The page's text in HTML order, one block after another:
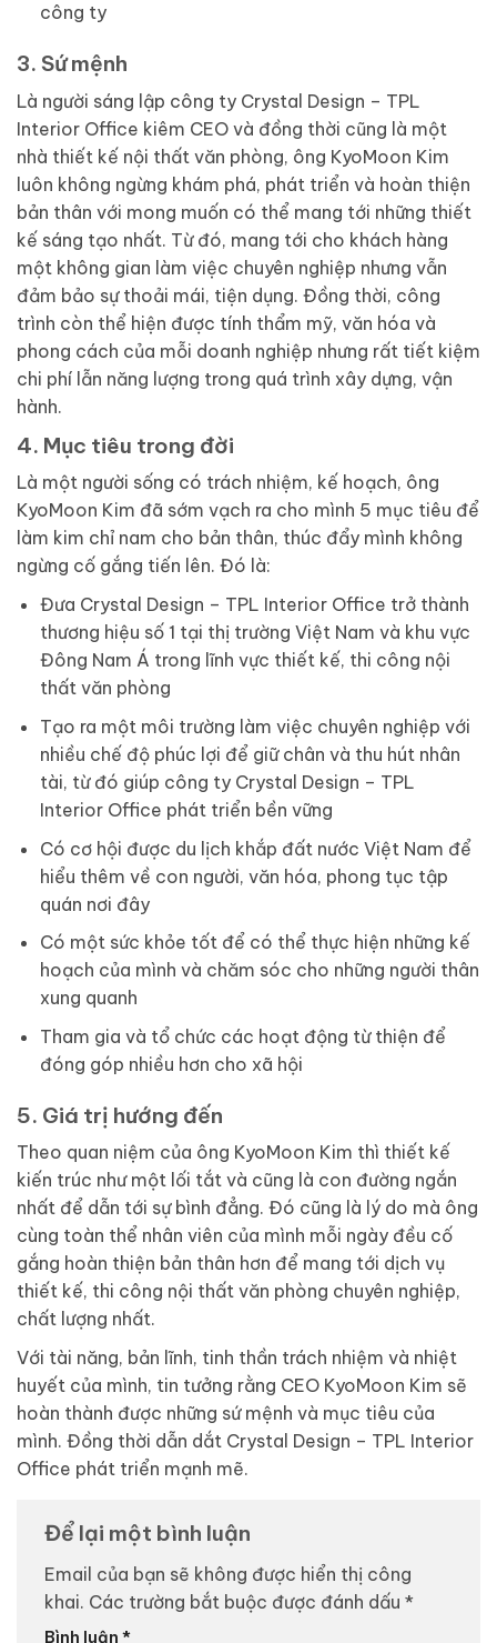
công ty
3. Sứ mệnh
Là người sáng lập công ty Crystal Design – TPL
Interior Office kiêm CEO và đồng thời cũng là một
nhà thiết kế nội thất văn phòng, ông KyoMoon Kim
luôn không ngừng khám phá, phát triển và hoàn thiện
bản thân với mong muốn có thể mang tới những thiết
kế sáng tạo nhất. Từ đó, mang tới cho khách hàng
một không gian làm việc chuyên nghiệp nhưng vẫn
đảm bảo sự thoải mái, tiện dụng. Đồng thời, công
trình còn thể hiện được tính thẩm mỹ, văn hóa và
phong cách của mỗi doanh nghiệp nhưng rất tiết kiệm
chi phí lẫn năng lượng trong quá trình xây dựng, vận
hành.
4. Mục tiêu trong đời
Là một người sống có trách nhiệm, kế hoạch, ông
KyoMoon Kim đã sớm vạch ra cho mình 5 mục tiêu để
làm kim chỉ nam cho bản thân, thúc đẩy mình không
ngừng cố gắng tiến lên. Đó là:
Đưa Crystal Design – TPL Interior Office trở thành
thương hiệu số 1 tại thị trường Việt Nam và khu vực
Đông Nam Á trong lĩnh vực thiết kế, thi công nội
thất văn phòng
Tạo ra một môi trường làm việc chuyên nghiệp với
nhiều chế độ phúc lợi để giữ chân và thu hút nhân
tài, từ đó giúp công ty Crystal Design – TPL
Interior Office phát triển bền vững
Có cơ hội được du lịch khắp đất nước Việt Nam để
hiểu thêm về con người, văn hóa, phong tục tập
quán nơi đây
Có một sức khỏe tốt để có thể thực hiện những kế
hoạch của mình và chăm sóc cho những người thân
xung quanh
Tham gia và tổ chức các hoạt động từ thiện để
đóng góp nhiều hơn cho xã hội
5. Giá trị hướng đến
Theo quan niệm của ông KyoMoon Kim thì thiết kế
kiến trúc như một lối tắt và cũng là con đường ngắn
nhất để dẫn tới sự bình đẳng. Đó cũng là lý do mà ông
cùng toàn thể nhân viên của mình mỗi ngày đều cố
gắng hoàn thiện bản thân hơn để mang tới dịch vụ
thiết kế, thi công nội thất văn phòng chuyên nghiệp,
chất lượng nhất.
Với tài năng, bản lĩnh, tinh thần trách nhiệm và nhiệt
huyết của mình, tin tưởng rằng CEO KyoMoon Kim sẽ
hoàn thành được những sứ mệnh và mục tiêu của
mình. Đồng thời dẫn dắt Crystal Design – TPL Interior
Office phát triển mạnh mẽ.
Để lại một bình luận
Email của bạn sẽ không được hiển thị công
khai. Các trường bắt buộc được đánh dấu *
Bình luận *